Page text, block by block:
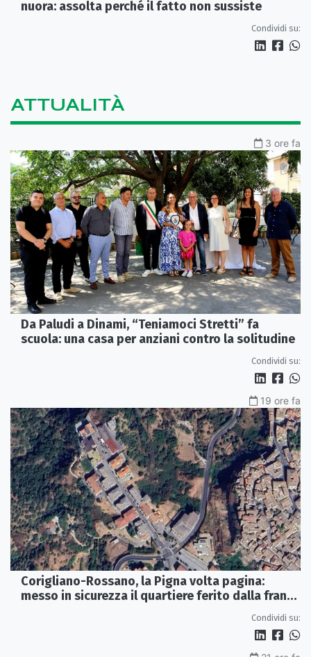
nuora: assolta perché il fatto non sussiste
Condividi su:
ATTUALITÀ
3 ore fa
Da Paludi a Dinami, “Teniamoci Stretti” fa
scuola: una casa per anziani contro la solitudine
Condividi su:
19 ore fa
Corigliano-Rossano, la Pigna volta pagina:
messo in sicurezza il quartiere ferito dalla frana
Condividi su: